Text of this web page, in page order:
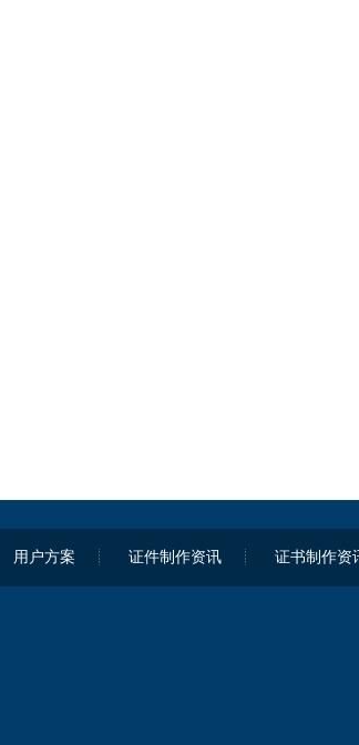
用户方案 证件制作资讯 证书制作资